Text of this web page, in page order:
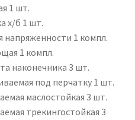
1 шт.
х/б 1 шт.
1 компл.
1 компл.
наконечника 3 шт.
под перчатку 1 шт.
маслостойкая 3 шт.
трекингостойкая 3